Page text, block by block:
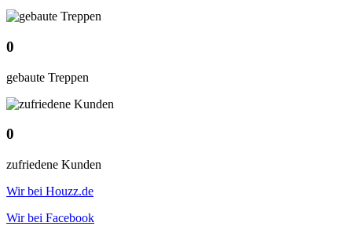
0
gebaute Treppen
0
zufriedene Kunden
Wir bei Houzz.de
Wir bei Facebook